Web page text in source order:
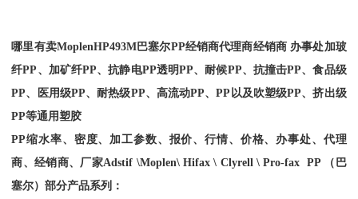
哪里有卖MoplenHP493M巴塞尔PP经销商代理商经销商 办事处加玻
纤PP、加矿纤PP、抗静电PP透明PP、耐候PP、抗撞击PP、食品级
PP、医用级PP、耐热级PP、高流动PP、PP以及吹塑级PP、挤出级
PP等通用塑胶
PP缩水率、密度、加工参数、报价、行情、价格、办事处、代理
商、经销商、厂家Adstif \Moplen\ Hifax \ Clyrell \ Pro-fax PP （巴
塞尔）部分产品系列：